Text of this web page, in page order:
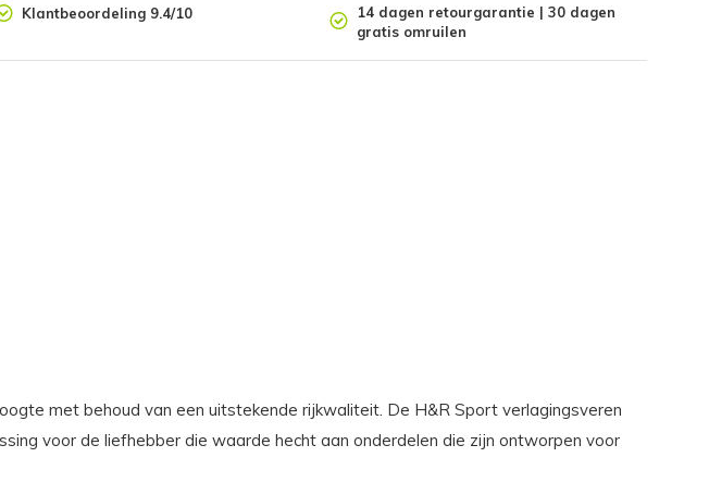
Klantbeoordeling 9.4/10
14 dagen retourgarantie | 30 dagen
gratis omruilen
met behoud van een uitstekende rijkwaliteit. De H&R Sport verlagingsveren
voor de liefhebber die waarde hecht aan onderdelen die zijn ontworpen voor